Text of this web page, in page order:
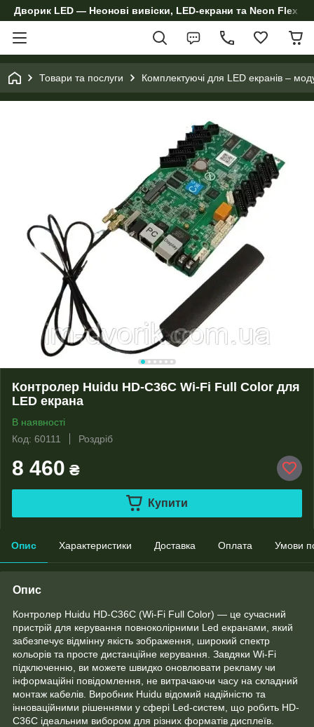
Дворик LED — Неонові вивіски, LED-екрани та Neon Flex
Товари та послуги Комплектуючі для LED екранів –
Контролер Huidu HD-C36C Wi-Fi Full Color для
LED екрана
В наявності
Код: 60111
Роздріб
8 460 ₴
Купити
Опис Характеристики Доставка Оплата Умови
Опис
Контролер Huidu HD-C36C (Wi-Fi Full Color) — це сучасний
пристрій для керування повноколірними Led екранами, який
забезпечує відмінну якість зображення, широкий спектр
кольорів та просте дистанційне керування. Завдяки Wi-Fi
підключенню, ви можете швидко оновлювати рекламу чи
інформаційні повідомлення, не витрачаючи часу на складний
монтаж кабелів. Виробник Huidu відомий надійністю та
інноваційними рішеннями у сфері Led-систем, що робить HD-
C36C ідеальним вибором для різних форматів дисплеїв.